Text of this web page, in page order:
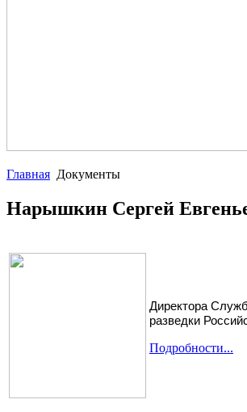
Главная Документы
Нарышкин Сергей
Директора
разведки
Подробности...